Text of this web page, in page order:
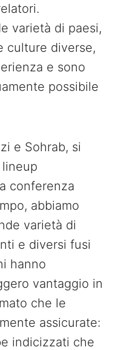
varietà di paesi,
culture diverse,
e sono
possibile
e Sohrab, si
conferenza
abbiamo
varietà di
e diversi fusi
hanno
vantaggio in
che le
assicurate:
indicizzati che